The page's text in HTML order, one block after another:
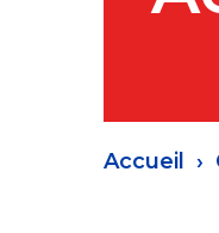
Fil
Accueil